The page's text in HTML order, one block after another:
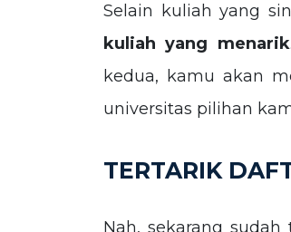
Selain kuliah yang
kuliah yang menarik
kedua, kamu akan
universitas pilihan
TERTARIK
Nah, sekarang